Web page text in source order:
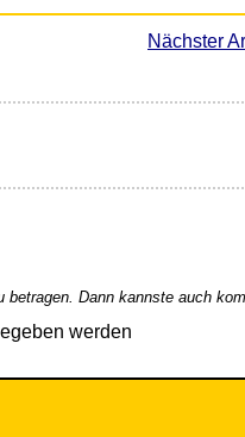
Nächster
betragen. Dann kannste auch
werden